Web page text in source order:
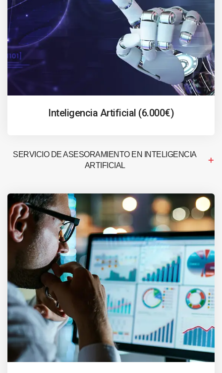
Inteligencia Artificial (6.000€)
SERVICIO DE ASESORAMIENTO EN INTELIGENCIA
ARTIFICIAL